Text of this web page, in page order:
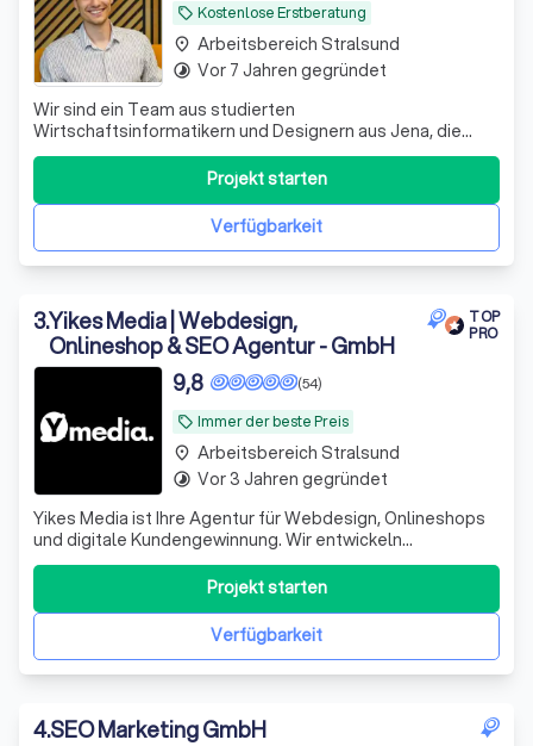
local_offer Kostenlose Erstberatung
Wir sind ein Team aus studierten
Wirtschaftsinformatikern und Designern aus Jena, die
Unternehmen dabei unterstützen, sichtbarer zu werden
und neue Kunden zu gewinnen. Dabei setzen wir nicht nur
auf modernes Webdesign, sondern auch auf Online-
Marketing, KI-Technologien und clevere
Verfügbarkeit
Projekt starten
place Arbeitsbereich Stralsund
timelapse Vor 7 Jahren gegründet
3.Yikes Media | Webdesign,
Onlineshop & SEO Agentur - GmbH
TOP
PRO
local_offer Immer der beste Preis
(54)
9,8
Yikes Media ist Ihre Agentur für Webdesign, Onlineshops
und digitale Kundengewinnung. Wir entwickeln
professionelle Websites mit WordPress, Workflow, Figma
und Onepage sowie leistungsstarke Shopify und
WooCommerce Onlineshops, die gezielt Anfragen und
Umsatz steigern. Unser Fokus liegt auf SEO, Goo
Verfügbarkeit
Projekt starten
place Arbeitsbereich Stralsund
timelapse Vor 3 Jahren gegründet
4.SEO Marketing GmbH